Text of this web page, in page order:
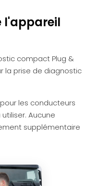
l'appareil
compact Plug &
la prise de diagnostic
les conducteurs
Aucune
supplémentaire